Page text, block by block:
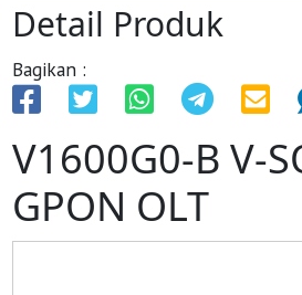
Detail Produk
Bagikan :
V1600G0-B V-
GPON OLT